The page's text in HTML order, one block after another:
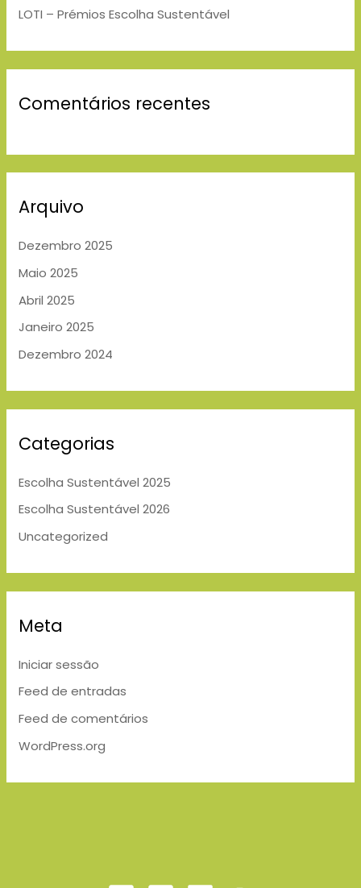
LOTI – Prémios Escolha Sustentável
Comentários recentes
Arquivo
Dezembro 2025
Maio 2025
Abril 2025
Janeiro 2025
Dezembro 2024
Categorias
Escolha Sustentável 2025
Escolha Sustentável 2026
Uncategorized
Meta
Iniciar sessão
Feed de entradas
Feed de comentários
WordPress.org